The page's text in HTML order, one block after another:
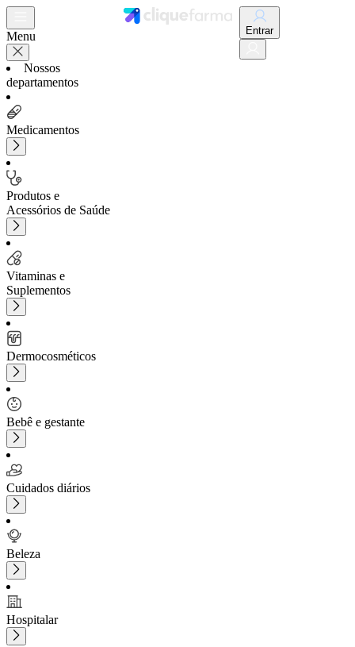
Menu
Nossos
departamentos
Medicamentos
Produtos e
Acessórios de Saúde
Vitaminas e
Suplementos
Dermocosméticos
Bebê e gestante
Cuidados diários
Beleza
Hospitalar
Entrar